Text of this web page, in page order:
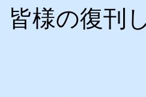
皆様の復刊